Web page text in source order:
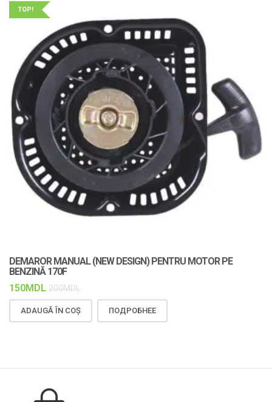
TOP!
DEMAROR MANUAL (NEW DESIGN) PENTRU MOTOR PE
BENZINĂ 170F
150MDL 200MDL
ADAUGĂ ÎN COȘ ПОДРОБНЕЕ